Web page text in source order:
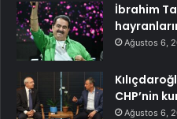
İbrahim
Ağustos 6,
CHP’nin
Ağustos 6,